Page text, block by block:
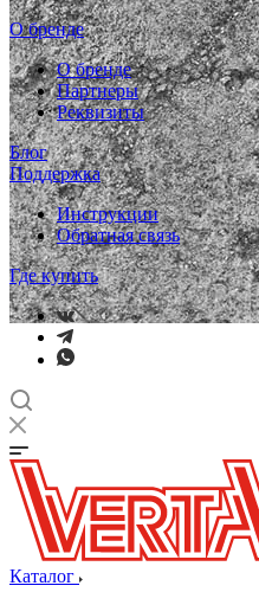
О бренде
О бренде
Партнеры
Реквизиты
Блог
Поддержка
Инструкции
Обратная связь
Где купить
Каталог